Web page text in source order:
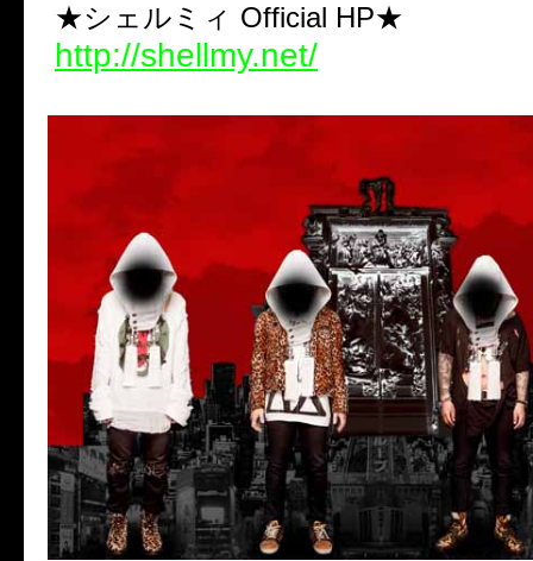
★シェルミィ Official HP★
http://shellmy.net/